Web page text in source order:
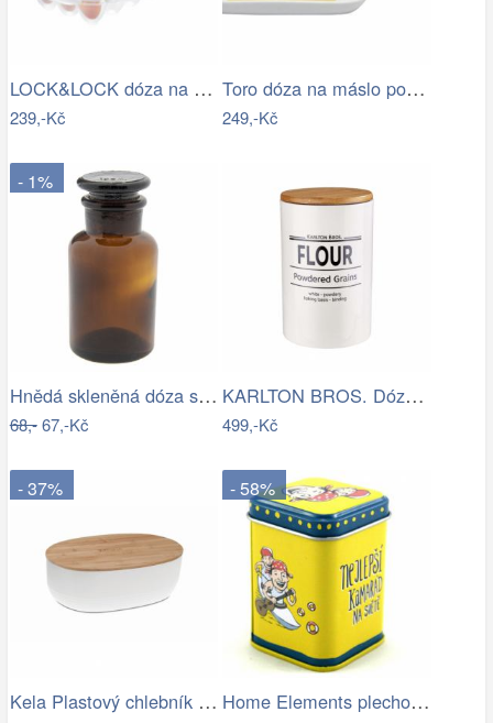
LOCK&LOCK dóza na na vajíčka HPL955 pro…
239,-Kč
Toro dóza na máslo porcelán 18X13,5X7CM
249,-Kč
- 1%
Hnědá skleněná dóza s víčkem - Ø 6*11…
68,-67,-Kč
KARLTON BROS. Dóza na mouku 1,1 l
499,-Kč
- 37%
Kela Plastový chlebník NAMUR, bílá
- 58%
Home Elements plechová dóza Nejlepší…